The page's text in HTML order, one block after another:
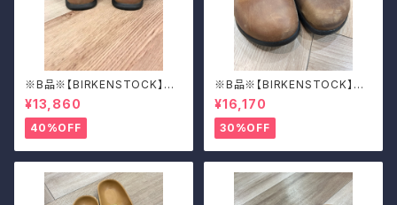
※B品※【BIRKENSTOCK】Mo
ntana/CUOIO 37
¥13,860
40%OFF
※B品※【BIRKENSTOCK】Mo
ntana/CUOIO 39
¥16,170
30%OFF